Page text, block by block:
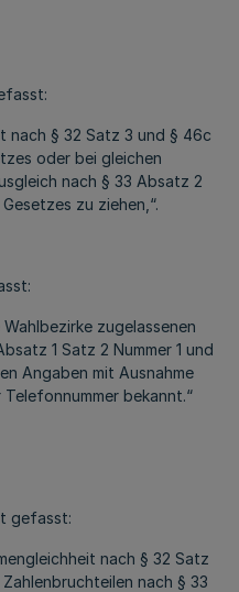
nach § 32 Satz 3 und § 46c
oder bei gleichen
nach § 33 Absatz 2
zu ziehen,“.
zugelassenen
1 Satz 2 Nummer 1 und
Angaben mit Ausnahme
bekannt.“
gefasst:
nach § 32 Satz
nach § 33